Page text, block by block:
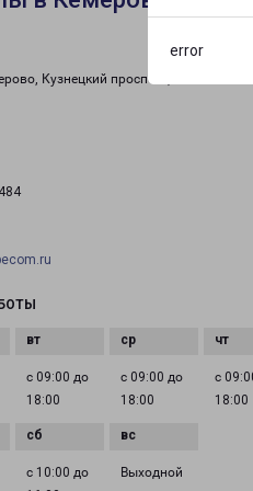
error
Кузнецкий проспект, 91
с 09:00 до
18:00
с 09:00 до
18:00
с
18:00
с 10:00 до
Выходной